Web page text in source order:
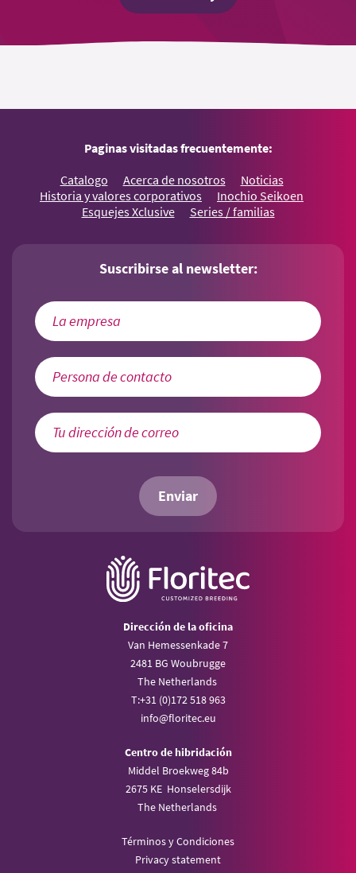
Paginas visitadas frecuentemente:
Catalogo Acerca de nosotros
Noticias
Historia y valores corporativos
Inochio Seikoen
Esquejes Xclusive
Series / familias
Suscribirse al newsletter:
Enviar
Dirección de la oficina
Van Hemessenkade 7
2481 BG Woubrugge
The Netherlands
T:+31 (0)172 518 963
info@floritec.eu
Centro de hibridación
Middel Broekweg 84b
2675 KE Honselersdijk
The Netherlands
Términos y Condiciones
Privacy statement